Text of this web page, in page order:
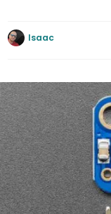
Isaac